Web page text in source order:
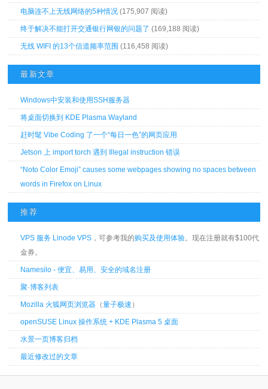
电脑连不上无线网络的5种情况 (175,907 阅读)
终于解决不能打开交通银行网银的问题了 (169,188 阅读)
无线 WIFI 的13个信道频率范围 (116,458 阅读)
最新文章
Windows中安装和使用SSH服务器
将桌面切换到 KDE Plasma Wayland
赶时髦 Vibe Coding 了一个“每日一色”的网页应用
Jetson 上 import torch 遇到 Illegal instruction 错误
“Noto Color Emoji” causes some webpages showing no spaces between
words in Firefox on Linux
推荐
VPS 服务 Linode VPS ，可参考我的购买及使用体验。现在注册就有$100代
金券。
Namesilo - 便宜、易用、安全的域名注册
聚·博客列表
Mozilla 火狐网页浏览器 （量子极速 ）
openSUSE Linux 操作系统 + KDE Plasma 5 桌面
水景一页博客归档
最近修改过的文章